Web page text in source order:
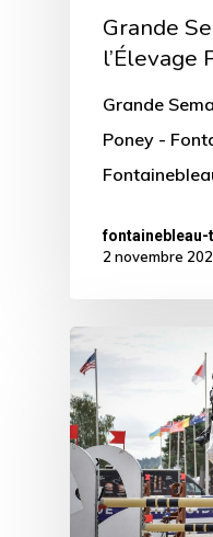
Grande
l’Élevage
Grande
Poney -
2 novembre